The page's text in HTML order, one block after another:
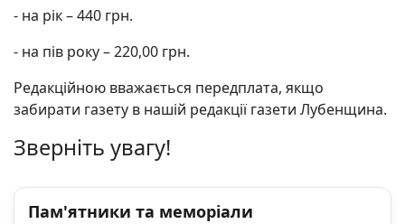
- на рік – 440 грн.
- на пів року – 220,00 грн.
Редакційною вважається передплата, якщо
забирати газету в нашій редакції газети Лубенщина.
Зверніть увагу!
Пам'ятники та меморіали